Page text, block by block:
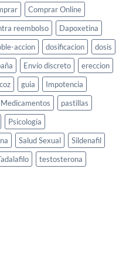
Comprar Online
reembolso
Dapoxetina
accion dosificacion
dosis
Envío discreto
ereccion
guia
Impotencia
Medicamentos
pastillas
Psicología
Salud Sexual
Sildenafil
testosterona